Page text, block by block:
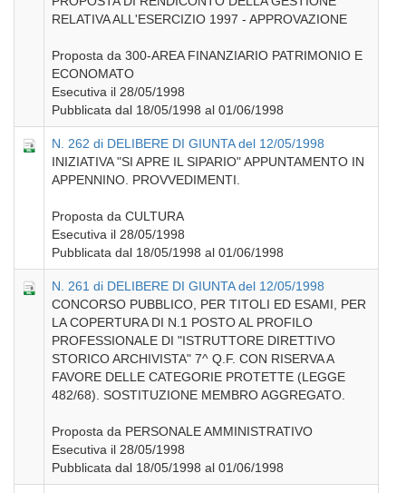
RELATIVA ALL'ESERCIZIO 1997 - APPROVAZIONE
Proposta da 300-AREA FINANZIARIO PATRIMONIO E
ECONOMATO
Esecutiva il 28/05/1998
Pubblicata dal 18/05/1998 al 01/06/1998
N. 262 di DELIBERE DI GIUNTA del 12/05/1998
INIZIATIVA "SI APRE IL SIPARIO" APPUNTAMENTO IN
APPENNINO. PROVVEDIMENTI.
Proposta da CULTURA
Esecutiva il 28/05/1998
Pubblicata dal 18/05/1998 al 01/06/1998
N. 261 di DELIBERE DI GIUNTA del 12/05/1998
CONCORSO PUBBLICO, PER TITOLI ED ESAMI, PER
LA COPERTURA DI N.1 POSTO AL PROFILO
PROFESSIONALE DI "ISTRUTTORE DIRETTIVO
STORICO ARCHIVISTA" 7^ Q.F. CON RISERVA A
FAVORE DELLE CATEGORIE PROTETTE (LEGGE
482/68). SOSTITUZIONE MEMBRO AGGREGATO.
Proposta da PERSONALE AMMINISTRATIVO
Esecutiva il 28/05/1998
Pubblicata dal 18/05/1998 al 01/06/1998